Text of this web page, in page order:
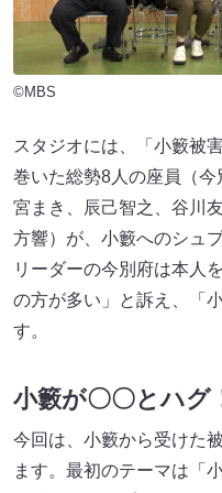
©MBS
スタジオには、「小籔被
巻いた総勢8人の座員（
宮まき、辰己智之、谷川
方響）が、小籔へのシュ
リーダーの今別府は本人
の方が多い」と訴え、「
す。
小籔が〇〇とハグ
今回は、小籔から受けた
ます。最初のテーマは「